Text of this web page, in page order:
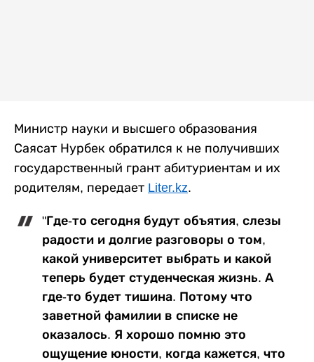
Министр науки и высшего образования
Саясат Нурбек обратился к не получивших
государственный грант абитуриентам и их
родителям, передает Liter.kz.
"Где-то сегодня будут объятия, слезы
радости и долгие разговоры о том,
какой университет выбрать и какой
теперь будет студенческая жизнь. А
где-то будет тишина. Потому что
заветной фамилии в списке не
оказалось. Я хорошо помню это
ощущение юности, когда кажется, что